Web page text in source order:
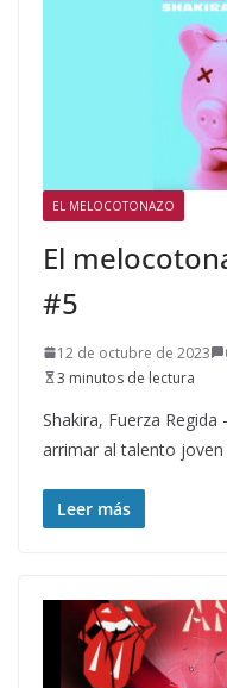
EL MELOCOTONAZO
El
#5
12 de octubre de 2023
3 minutos de lectura
Shakira, Fuerza Regida
arrimar al talento
Leer más